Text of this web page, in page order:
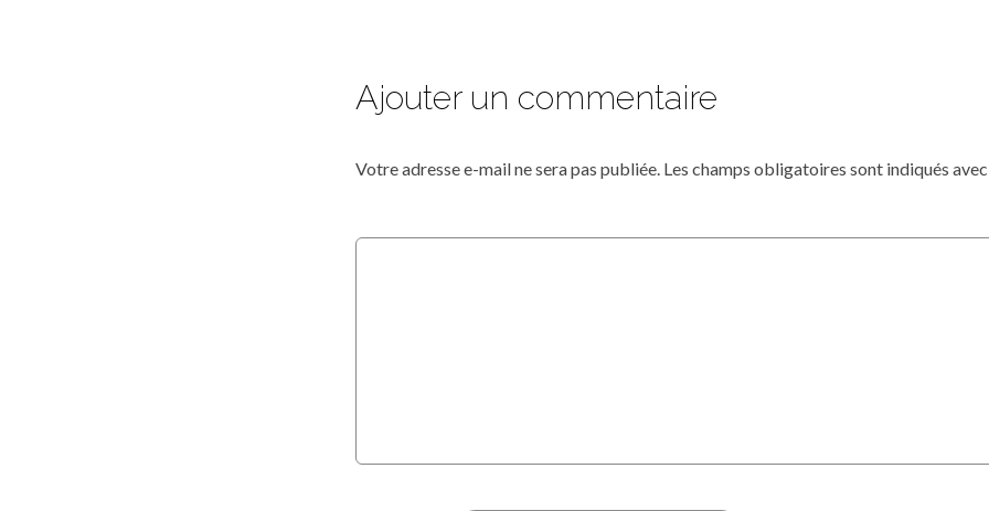
Ajouter un commentaire
Votre adresse e-mail ne sera pas publiée. Les champs obligatoires sont indiqués